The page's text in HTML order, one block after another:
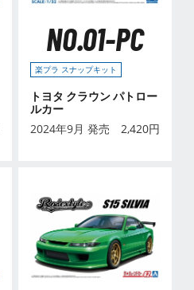
NO.01-PC
楽プラ スナップキット
トヨタ クラウン パトロー
ルカー
2024年9月 発売 2,420円